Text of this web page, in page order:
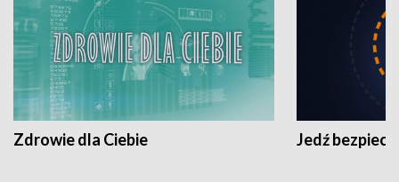
Zdrowie dla Ciebie Jedź